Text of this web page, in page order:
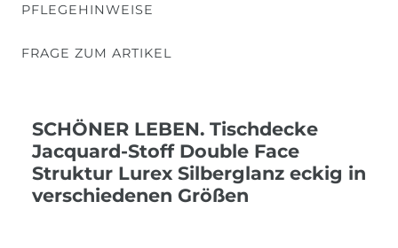
PFLEGEHINWEISE
FRAGE ZUM ARTIKEL
SCHÖNER LEBEN. Tischdecke
Jacquard-Stoff Double Face
Struktur Lurex Silberglanz eckig in
verschiedenen Größen